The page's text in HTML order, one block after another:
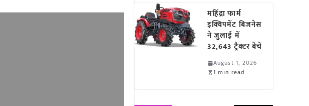
महिंद्रा फार्म
इक्विपमेंट बिजनेस
ने जुलाई में
32,643 ट्रैक्टर बेचे
August 1, 2026
1 min read